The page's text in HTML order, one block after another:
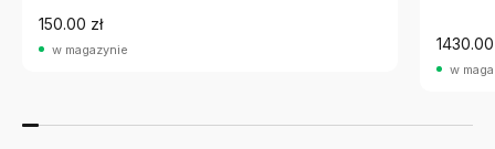
150.00 zł
w magazynie 1430.00
w